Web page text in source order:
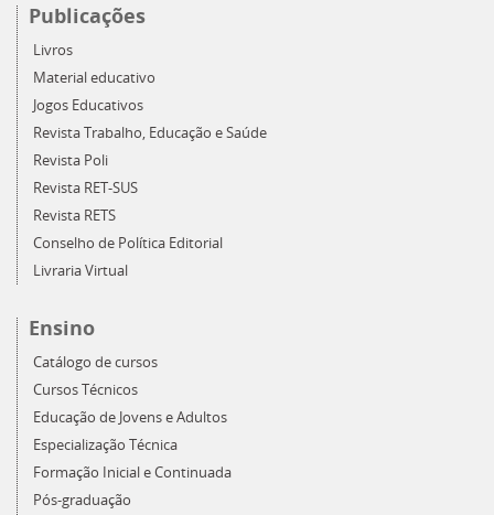
Publicações
Livros
Material educativo
Jogos Educativos
Revista Trabalho, Educação e Saúde
Revista Poli
Revista RET-SUS
Revista RETS
Conselho de Política Editorial
Livraria Virtual
Ensino
Catálogo de cursos
Cursos Técnicos
Educação de Jovens e Adultos
Especialização Técnica
Formação Inicial e Continuada
Pós-graduação